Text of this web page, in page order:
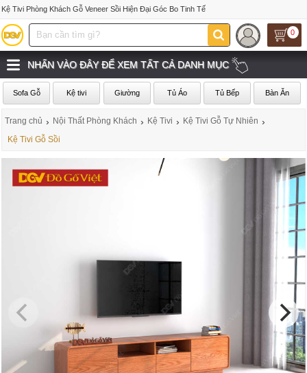
Kệ Tivi Phòng Khách Gỗ Veneer Sồi Hiện Đại Góc Bo Tinh Tế
0
NHẤN VÀO ĐÂY ĐỂ XEM TẤT CẢ DANH MỤC
Sofa Gỗ Kệ tivi Giường Tủ Áo Tủ Bếp Bàn Ăn
Trang chủ › Nội Thất Phòng Khách › Kệ Tivi › Kệ Tivi Gỗ Tự Nhiên ›
Kệ Tivi Gỗ Sồi